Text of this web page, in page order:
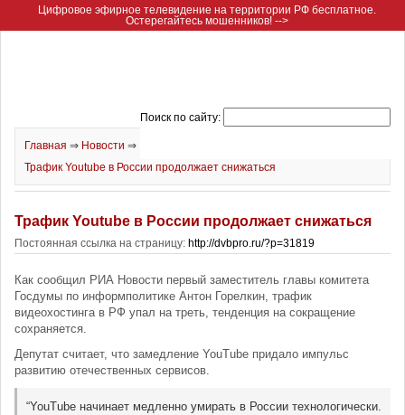
Цифровое эфирное телевидение на территории РФ бесплатное.
Остерегайтесь мошенников! -->
Поиск по сайту:
Главная ⇒ Новости ⇒
Трафик Youtube в России продолжает снижаться
Трафик Youtube в России продолжает снижаться
Постоянная ссылка на страницу: http://dvbpro.ru/?p=31819
Как сообщил РИА Новости первый заместитель главы комитета
Госдумы по информполитике Антон Горелкин, трафик
видеохостинга в РФ упал на треть, тенденция на сокращение
сохраняется.
Депутат считает, что замедление YouTube придало импульс
развитию отечественных сервисов.
“YouTube начинает медленно умирать в России технологически.